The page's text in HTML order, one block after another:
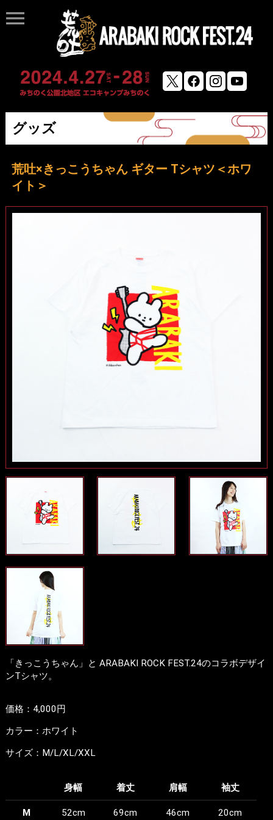
menu
グッズ
荒吐×きっこうちゃん ギター Tシャツ＜ホワ
イト＞
「きっこうちゃん」と ARABAKI ROCK FEST.24のコラボデザイ
ンTシャツ。
価格：4,000円
カラー：ホワイト
サイズ：M/L/XL/XXL
身幅 着丈 肩幅 袖丈
M 52cm 69cm 46cm 20cm